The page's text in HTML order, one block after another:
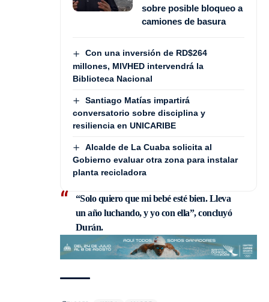
sobre posible bloqueo a
camiones de basura
Con una inversión de RD$264
millones, MIVHED intervendrá la
Biblioteca Nacional
Santiago Matías impartirá
conversatorio sobre disciplina y
resiliencia en UNICARIBE
Alcalde de La Cuaba solicita al
Gobierno evaluar otra zona para instalar
planta recicladora
“Solo quiero que mi bebé esté bien. Lleva
un año luchando, y yo con ella”, concluyó
Durán.